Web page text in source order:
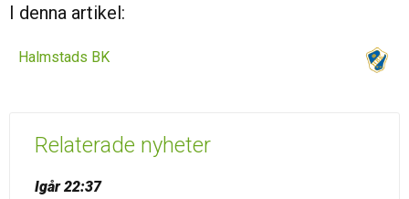
I denna artikel:
Halmstads BK
Relaterade nyheter
Igår 22:37